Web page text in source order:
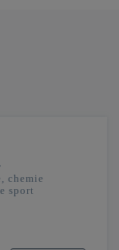
chemie
sport